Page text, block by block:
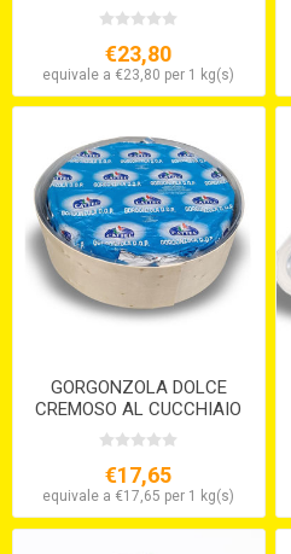
€23,80
equivale a €23,80 per 1 kg(s)
GORGONZOLA DOLCE
CREMOSO AL CUCCHIAIO
D.O.P.
€17,65
equivale a €17,65 per 1 kg(s)